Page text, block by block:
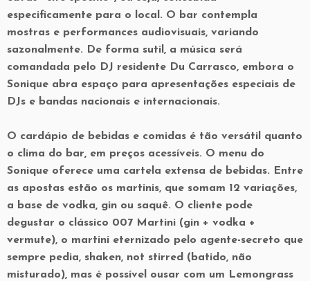
especificamente para o local. O bar contempla
mostras e performances audiovisuais, variando
sazonalmente. De forma sutil, a música será
comandada pelo DJ residente Du Carrasco, embora o
Sonique abra espaço para apresentações especiais de
DJs e bandas nacionais e internacionais.
O cardápio de bebidas e comidas é tão versátil quanto
o clima do bar, em preços acessíveis. O menu do
Sonique oferece uma cartela extensa de bebidas. Entre
as apostas estão os martinis, que somam 12 variações,
a base de vodka, gin ou saquê. O cliente pode
degustar o clássico 007 Martini (gin + vodka +
vermute), o martini eternizado pelo agente-secreto que
sempre pedia, shaken, not stirred (batido, não
misturado), mas é possível ousar com um Lemongrass